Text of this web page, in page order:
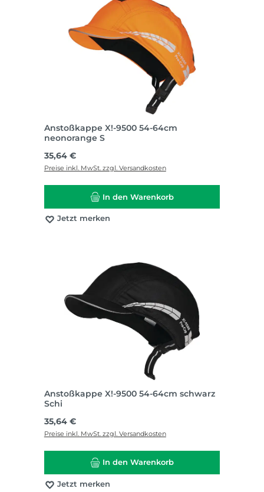
Anstoßkappe X!-9500 54-64cm
neonorange S
Regulärer Preis:
35,64 €
Preise inkl. MwSt. zzgl. Versandkosten
In den Warenkorb
Jetzt merken
Anstoßkappe X!-9500 54-64cm schwarz
Schi
Regulärer Preis:
35,64 €
Preise inkl. MwSt. zzgl. Versandkosten
In den Warenkorb
Jetzt merken